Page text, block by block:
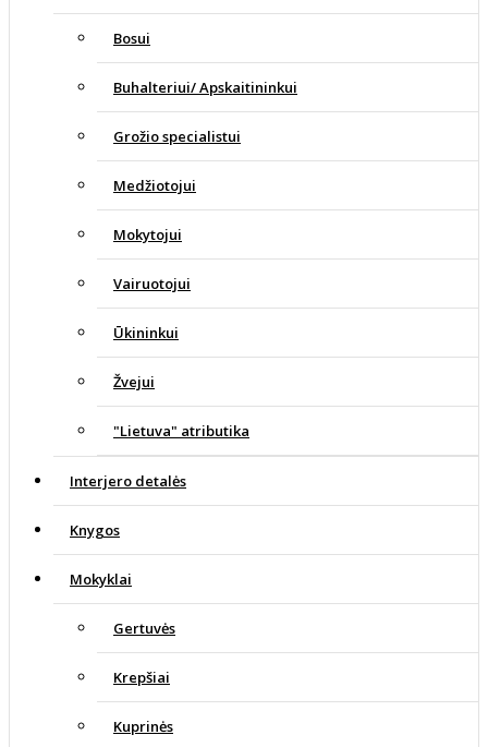
Bosui
Buhalteriui/ Apskaitininkui
Grožio specialistui
Medžiotojui
Mokytojui
Vairuotojui
Ūkininkui
Žvejui
"Lietuva" atributika
Interjero detalės
Knygos
Mokyklai
Gertuvės
Krepšiai
Kuprinės